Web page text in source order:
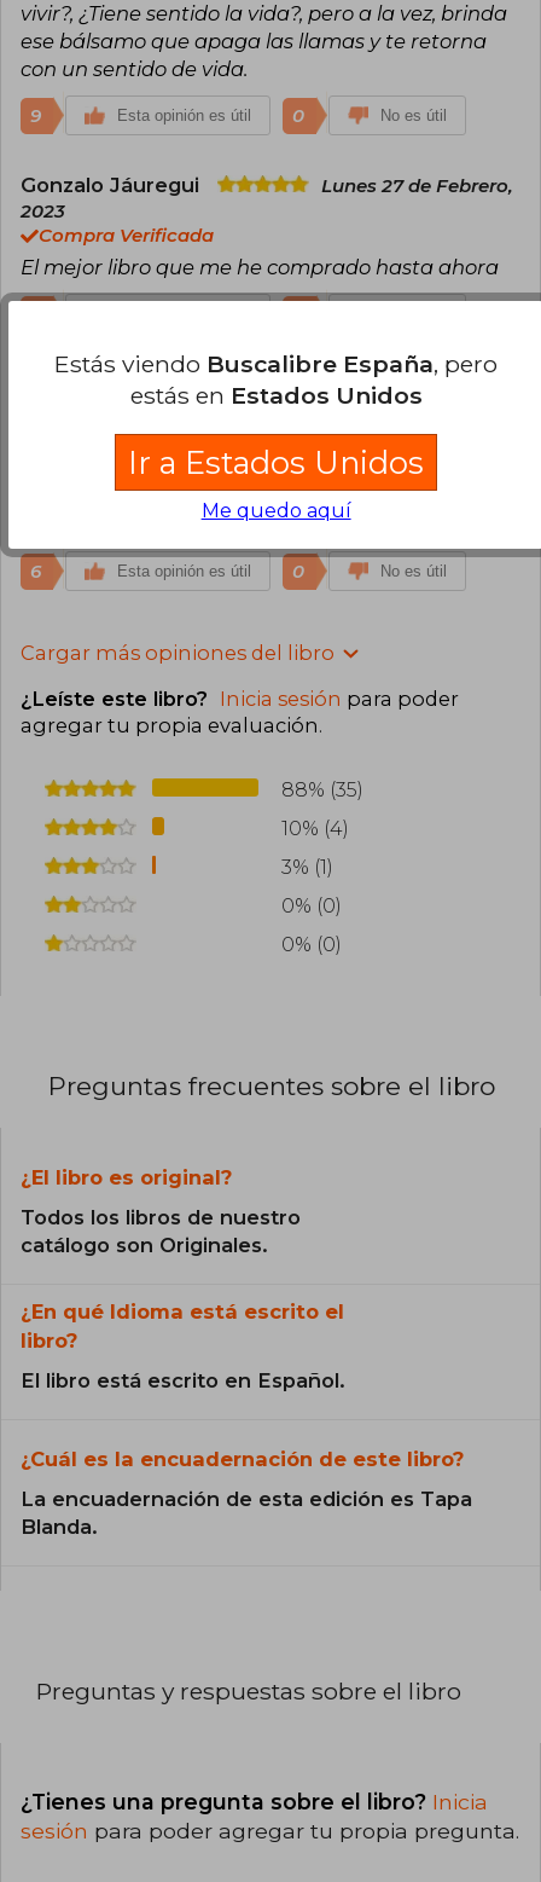
vivir?, ¿Tiene sentido la vida?, pero a la vez, brinda
ese bálsamo que apaga las llamas y te retorna
con un sentido de vida.
9 Esta opinión es útil 0 No es útil
Gonzalo Jáuregui
Lunes 27 de Febrero,
2023
Compra Verificada
El mejor libro que me he comprado hasta ahora
Viernes 12 de Agosto, 2022
Compra Verificada
Una gran obra reflexiva que pone en tela de juicio
el sentido de la vida, llevando al lector a
sumergirse en lo profundo del existencialismo
para encontrar un valor en la propia existencia.
6 Esta opinión es útil 0 No es útil
Cargar más opiniones del libro
¿Leíste este libro? Inicia sesión para poder
agregar tu propia evaluación.
88% (35)
10% (4)
3% (1)
0% (0)
0% (0)
Preguntas frecuentes sobre el libro
¿El libro es original?
Todos los libros de nuestro
catálogo son Originales.
¿En qué Idioma está escrito el
libro?
El libro está escrito en Español.
¿Cuál es la encuadernación de este libro?
La encuadernación de esta edición es Tapa
Blanda.
Preguntas y respuestas sobre el libro
¿Tienes una pregunta sobre el libro? Inicia
sesión para poder agregar tu propia pregunta.
Estás viendo Buscalibre España, pero
estás en Estados Unidos
Ir a Estados Unidos
Me quedo aquí